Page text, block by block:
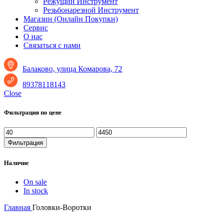
Резьбонарезной Инструмент
Магазин (Онлайн Покупки)
Сервис
О нас
Связаться с нами
Балаково, улица Комарова, 72
89378118143
Close
Фильтрация по цене
Минимальная
цена
Максимальная
цена
Фильтрация
Наличие
On sale
In stock
Главная Головки-Воротки